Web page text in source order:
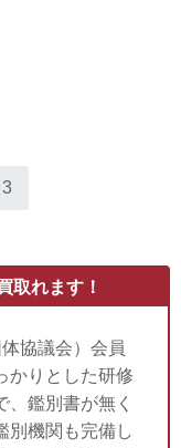
3
取れます！
協議会）会員
かりとした研修
、鑑別書が無く
別機関も完備し